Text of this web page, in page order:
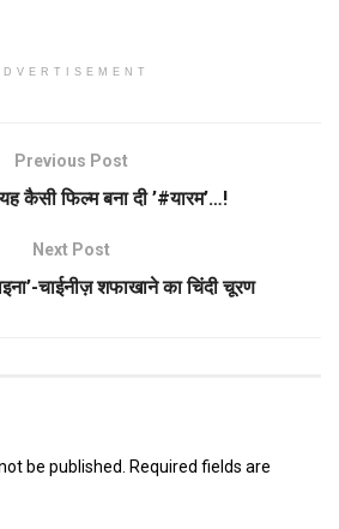
Previous Post
कैसी फिल्म बना दी ’#यारम’…!
Next Post
चाईनीज़ शफाखाने का चिंदी चूरण
be published.
Required fields are